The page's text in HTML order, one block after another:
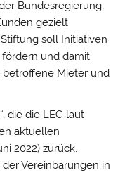
Bundesregierung,
gezielt
soll Initiativen
und damit
betroffene Mieter und
die die LEG laut
aktuellen
2022) zurück.
Vereinbarungen in